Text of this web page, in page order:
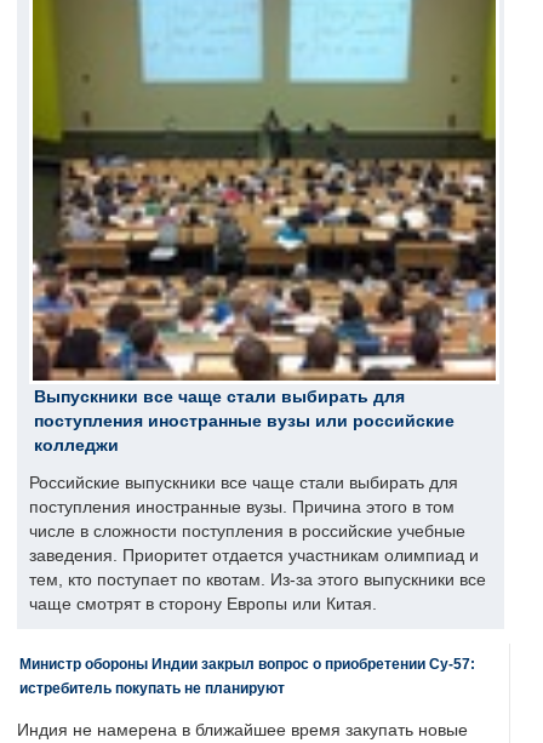
Выпускники все чаще стали выбирать для
поступления иностранные вузы или российские
колледжи
Российские выпускники все чаще стали выбирать для
поступления иностранные вузы. Причина этого в том
числе в сложности поступления в российские учебные
заведения. Приоритет отдается участникам олимпиад и
тем, кто поступает по квотам. Из-за этого выпускники все
чаще смотрят в сторону Европы или Китая.
Министр обороны Индии закрыл вопрос о приобретении Су-57:
истребитель покупать не планируют
Индия не намерена в ближайшее время закупать новые